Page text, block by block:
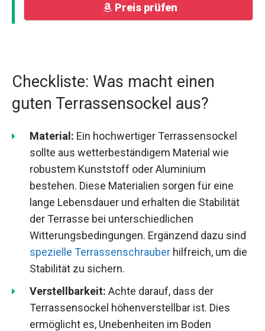
Preis prüfen
Checkliste: Was macht einen
guten Terrassensockel aus?
Material: Ein hochwertiger Terrassensockel
sollte aus wetterbeständigem Material wie
robustem Kunststoff oder Aluminium
bestehen. Diese Materialien sorgen für eine
lange Lebensdauer und erhalten die Stabilität
der Terrasse bei unterschiedlichen
Witterungsbedingungen. Ergänzend dazu sind
spezielle Terrassenschrauber hilfreich, um die
Stabilität zu sichern.
Verstellbarkeit: Achte darauf, dass der
Terrassensockel höhenverstellbar ist. Dies
ermöglicht es, Unebenheiten im Boden